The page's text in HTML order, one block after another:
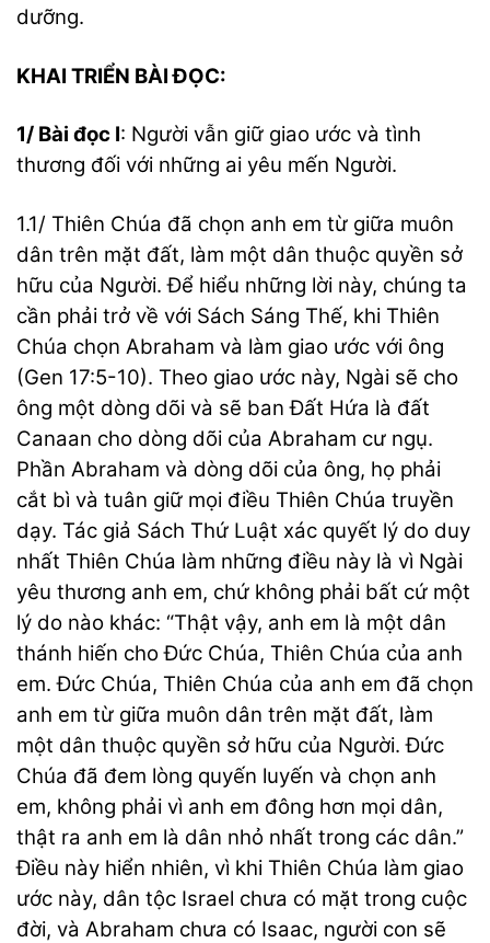
dưỡng.
KHAI TRIỂN BÀI ĐỌC:
1/ Bài đọc I: Người vẫn giữ giao ước và tình
thương đối với những ai yêu mến Người.
1.1/ Thiên Chúa đã chọn anh em từ giữa muôn
dân trên mặt đất, làm một dân thuộc quyền sở
hữu của Người. Để hiểu những lời này, chúng ta
cần phải trở về với Sách Sáng Thế, khi Thiên
Chúa chọn Abraham và làm giao ước với ông
(Gen 17:5-10). Theo giao ước này, Ngài sẽ cho
ông một dòng dõi và sẽ ban Đất Hứa là đất
Canaan cho dòng dõi của Abraham cư ngụ.
Phần Abraham và dòng dõi của ông, họ phải
cắt bì và tuân giữ mọi điều Thiên Chúa truyền
dạy. Tác giả Sách Thứ Luật xác quyết lý do duy
nhất Thiên Chúa làm những điều này là vì Ngài
yêu thương anh em, chứ không phải bất cứ một
lý do nào khác: “Thật vậy, anh em là một dân
thánh hiến cho Đức Chúa, Thiên Chúa của anh
em. Đức Chúa, Thiên Chúa của anh em đã chọn
anh em từ giữa muôn dân trên mặt đất, làm
một dân thuộc quyền sở hữu của Người. Đức
Chúa đã đem lòng quyến luyến và chọn anh
em, không phải vì anh em đông hơn mọi dân,
thật ra anh em là dân nhỏ nhất trong các dân.”
Điều này hiển nhiên, vì khi Thiên Chúa làm giao
ước này, dân tộc Israel chưa có mặt trong cuộc
đời, và Abraham chưa có Isaac, người con sẽ